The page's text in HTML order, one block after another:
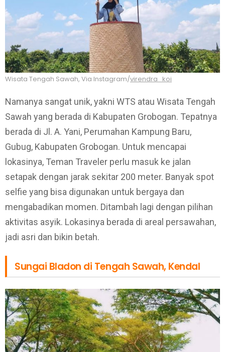
Wisata Tengah Sawah, Via Instagram/virendra_koi
Namanya sangat unik, yakni WTS atau Wisata Tengah
Sawah yang berada di Kabupaten Grobogan. Tepatnya
berada di Jl. A. Yani, Perumahan Kampung Baru,
Gubug, Kabupaten Grobogan. Untuk mencapai
lokasinya, Teman Traveler perlu masuk ke jalan
setapak dengan jarak sekitar 200 meter. Banyak spot
selfie yang bisa digunakan untuk bergaya dan
mengabadikan momen. Ditambah lagi dengan pilihan
aktivitas asyik. Lokasinya berada di areal persawahan,
jadi asri dan bikin betah.
Sungai Bladon di Tengah Sawah, Kendal